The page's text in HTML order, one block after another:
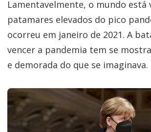
Lamentavelmente, o mundo está
patamares elevados do pico
ocorreu em janeiro de 2021. A
vencer a pandemia tem se
e demorada do que se imaginava.